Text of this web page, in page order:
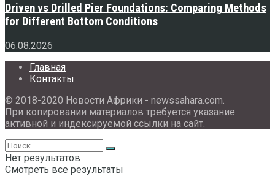
Driven vs Drilled Pier Foundations: Comparing Methods
for Different Bottom Conditions
06.08.2026
Главная
Контакты
© 2018-2020 Новости Африки - newssahara.com.
При копировании материалов требуется указание
активной и индексируемой ссылки на сайт.
Нет результатов
Смотреть все результаты